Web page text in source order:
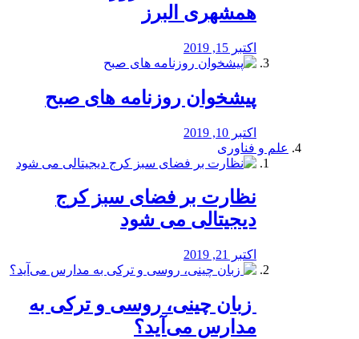
همشهری البرز
اکتبر 15, 2019
پیشخوان روزنامه های صبح
اکتبر 10, 2019
علم و فناوری
نظارت بر فضای سبز کرج
دیجیتالی می شود
اکتبر 21, 2019
️ زبان چینی، روسی و ترکی به
مدارس می‌آید؟